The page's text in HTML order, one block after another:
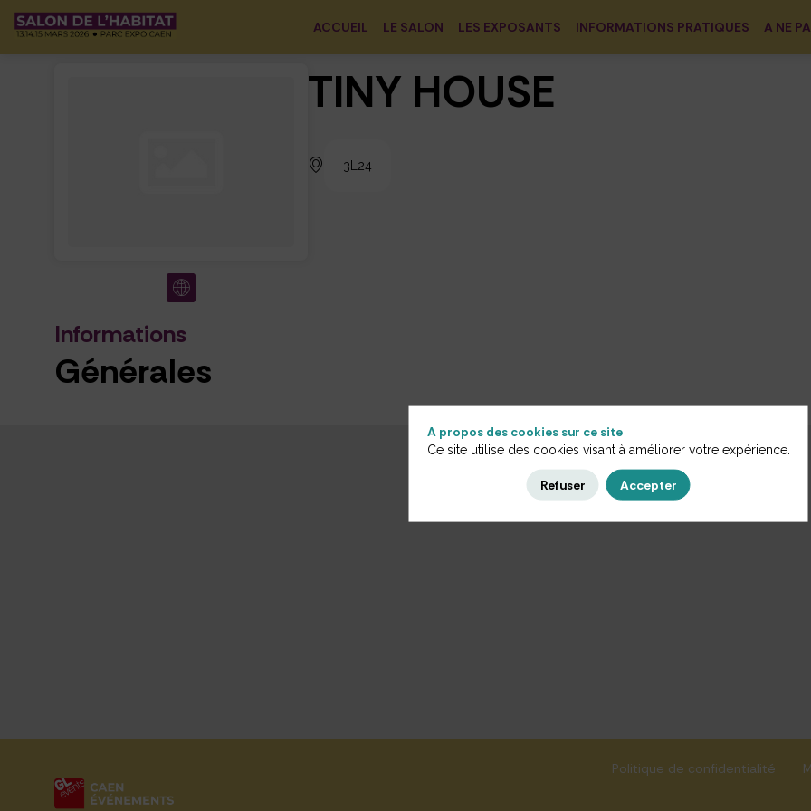
ACCUEIL LE SALON LES EXPOSANTS INFORMATIONS PRATIQUES A NE
TINY HOUSE
3L24
Informations
Générales
Politique de confidentialité
A propos des cookies sur ce site
Ce site utilise des cookies visant à améliorer votre expérience.
Refuser Accepter